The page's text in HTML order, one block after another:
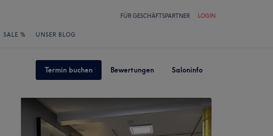
FÜR GESCHÄFTSPARTNER LOGIN
SALE % UNSER BLOG
Termin buchen Bewertungen Saloninfo